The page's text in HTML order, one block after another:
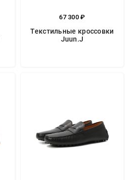
67 300 ₽
Текстильные кроссовки
Juun.J